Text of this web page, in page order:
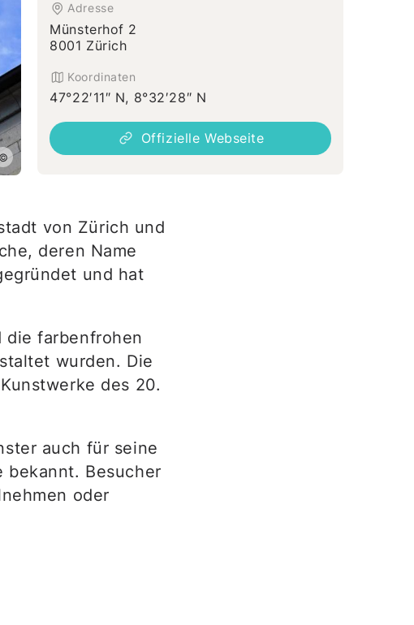
©
Adresse
Münsterhof 2
8001 Zürich
Koordinaten
47°22′11″ N, 8°32′28″ N
Offizielle Webseite
von Zürich und
deren Name
und hat
die farbenfrohen
wurden. Die
des 20.
auch für seine
bekannt. Besucher
oder